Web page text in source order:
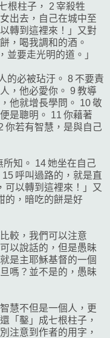
根柱子， 2 宰殺牲
出去，自己在城中至
轉到這裡來！」又對
，喝我調和的酒。
並要走光明的道。」
的必被玷汙。 8 不要責
，他必愛你。 9 教導
他就增長學問。 10 敬
是聰明。 11 你藉著
你若有智慧，是與自己
知。 14 她坐在自己
呼叫過路的，就是直
可以轉到這裡來！」又
的，暗吃的餅是好
較，我們可以注意
以說話的，但是愚昧
是主耶穌基督的一個
嗎？並不是的，愚昧
慧不但是一個人，更
「鑿」成七根柱子，
注意到作者的用字，